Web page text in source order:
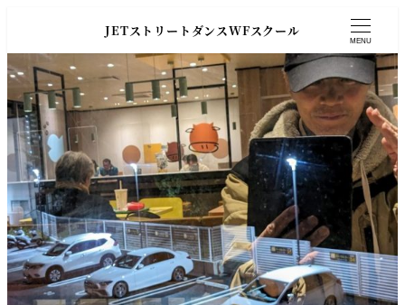
JETストリートダンスWFスクール
MENU